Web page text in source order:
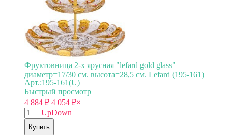
Фруктовница 2-х ярусная "lefard gold glass"
диаметр=17/30 см. высота=28,5 см. Lefard (195-161)
Арт.:195-161(U)
Быстрый просмотр
4 884 ₽ 4 054 ₽×
UpDown
Купить